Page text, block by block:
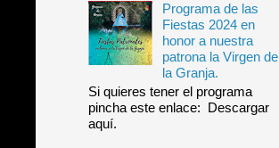
Programa de las
Fiestas 2024 en
honor a nuestra
patrona la Virgen de
la Granja.
Si quieres tener el programa
pincha este enlace: Descargar
aquí.